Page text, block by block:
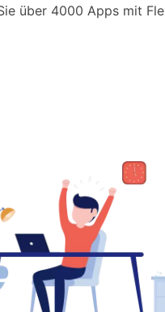
über 4000 Apps mit